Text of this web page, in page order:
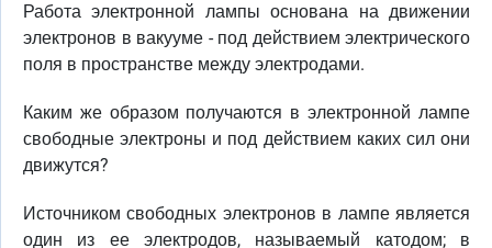
Работа электронной лампы основана на движении
электронов в вакууме - под действием электрического
поля в пространстве между электродами.
Каким же образом получаются в электронной лампе
свободные электроны и под действием каких сил они
движутся?
Источником свободных электронов в лампе является
один из ее электродов, называемый катодом; в